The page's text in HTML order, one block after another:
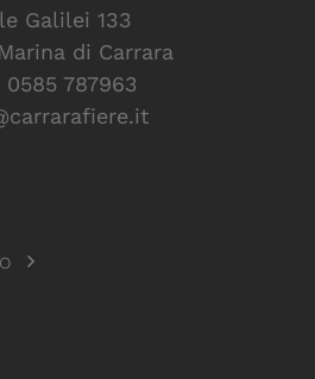
Galilei 133
di Carrara
0585 787963